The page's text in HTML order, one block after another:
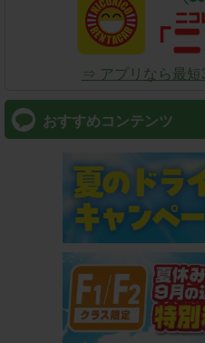
⇒ アプリなら最短
おすすめコンテンツ